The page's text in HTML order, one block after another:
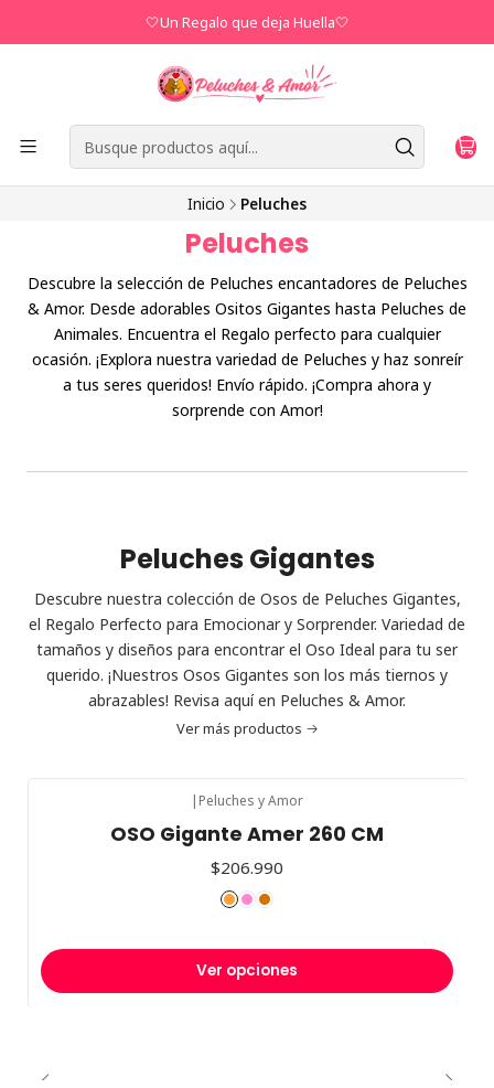
🤍Un Regalo que deja Huella🤍
Inicio Peluches
Peluches
Descubre la selección de Peluches encantadores de Peluches
& Amor. Desde adorables Ositos Gigantes hasta Peluches de
Animales. Encuentra el Regalo perfecto para cualquier
ocasión. ¡Explora nuestra variedad de Peluches y haz sonreír
a tus seres queridos! Envío rápido. ¡Compra ahora y
sorprende con Amor!
Peluches Gigantes
Descubre nuestra colección de Osos de Peluches Gigantes,
el Regalo Perfecto para Emocionar y Sorprender. Variedad de
tamaños y diseños para encontrar el Oso Ideal para tu ser
querido. ¡Nuestros Osos Gigantes son los más tiernos y
abrazables! Revisa aquí en Peluches & Amor.
Ver más productos
| Peluches y Amor
OSO Gigante Amer 260 CM
$206.990
Ver opciones